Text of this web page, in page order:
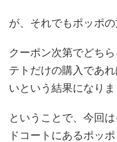
が、それでもポッポの
クーポン次第でどち
テトだけの購入であ
いという結果になりま
ということで、今回
ドコートにあるポッ